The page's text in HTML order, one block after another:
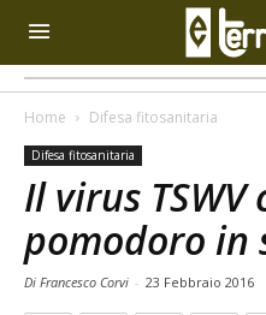
Home Difesa fitosanitaria
Difesa fitosanitaria
Il virus
pomodoro in
Di Francesco Corvi - 23 Febbraio 2016